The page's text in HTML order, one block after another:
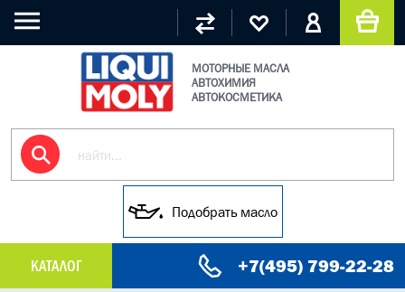
МОТОРНЫЕ МАСЛА
АВТОХИМИЯ
АВТОКОСМЕТИКА
Подобрать масло
КАТАЛОГ +7(495) 799-22-28